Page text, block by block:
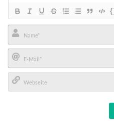
Name*
E-
Mail*